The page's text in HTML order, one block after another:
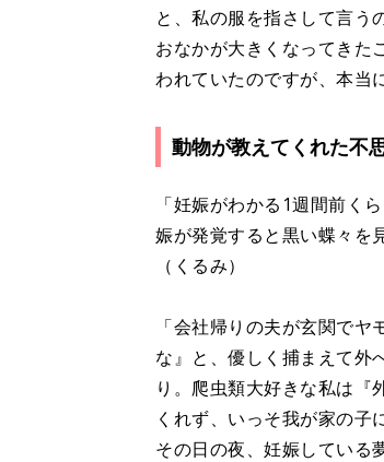
と、私の服を指さして言う
おなかが大きくなってきた
われていたのですが、本当
動物が教えてくれた不
「妊娠がわかる1週間前く
娠が発覚すると黒い蝶々を
（くるみ）
「会社帰りの夫が玄関で
な』と、優しく捕まえて外
り。爬虫類大好きな私は『
くれず、いっそ我が家の子
その日の夜、妊娠している